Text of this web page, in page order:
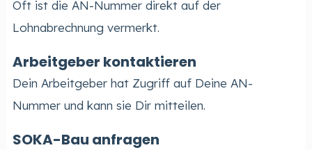
Oft ist die AN-Nummer direkt auf der
Lohnabrechnung vermerkt.
Arbeitgeber kontaktieren
Dein Arbeitgeber hat Zugriff auf Deine AN-
Nummer und kann sie Dir mitteilen.
SOKA-Bau anfragen